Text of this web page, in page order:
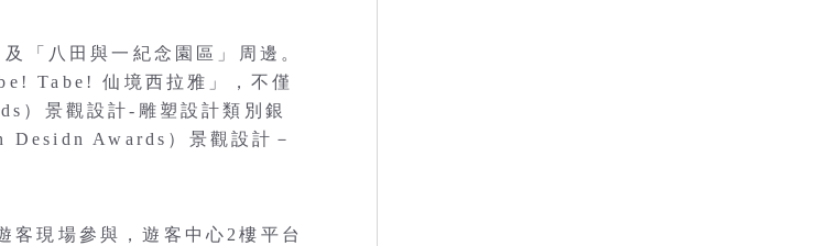
「八田與一紀念園區」周邊。
Tabe! 仙境西拉雅」，不僅
）景觀設計-雕塑設計類別銀
Desidn Awards）景觀設計－
客現場參與，遊客中心2樓平台